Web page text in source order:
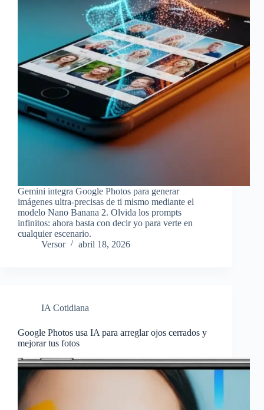
Gemini integra Google Photos para generar
imágenes ultra-precisas de ti mismo mediante el
modelo Nano Banana 2. Olvida los prompts
infinitos: ahora basta con decir yo para verte en
cualquier escenario.
Versor
abril 18, 2026
IA Cotidiana
Google Photos usa IA para arreglar ojos cerrados y
mejorar tus fotos